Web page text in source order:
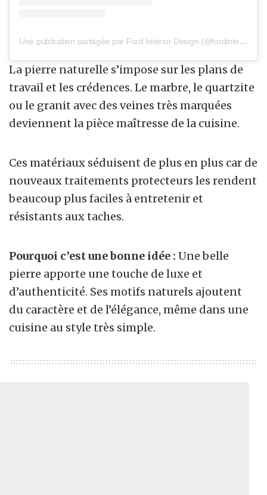
Une publication partagée par Ford Interior Design (@fordinteriordesign)
La pierre naturelle s’impose sur les plans de
travail et les crédences. Le marbre, le quartzite
ou le granit avec des veines très marquées
deviennent la pièce maîtresse de la cuisine.
Ces matériaux séduisent de plus en plus car de
nouveaux traitements protecteurs les rendent
beaucoup plus faciles à entretenir et
résistants aux taches.
Pourquoi c’est une bonne idée : Une belle
pierre apporte une touche de luxe et
d’authenticité. Ses motifs naturels ajoutent
du caractère et de l’élégance, même dans une
cuisine au style très simple.